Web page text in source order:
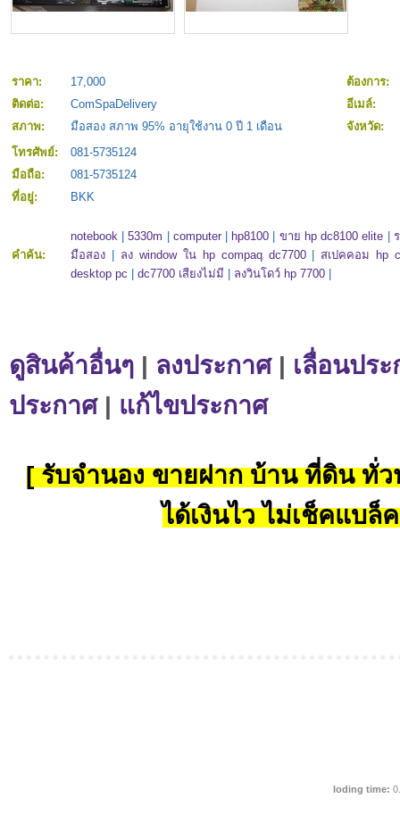
ราคา: 17,000
ต้องการ:
ติดต่อ:
ComSpaDelivery
อีเมล์:
สภาพ:
มือสอง สภาพ 95% อายุใช้งาน 0 ปี 1 เดือน
จังหวัด:
โทรศัพย์:
081-5735124
มือถือ:
081-5735124
ที่อยู่:
BKK
คำค้น:
notebook |5330m computer| hp8100 ขาย hp dc8100 elite
มือสอง
ลง window ใน hp compaq dc7700| สเปคคอม hp
desktop pc
dc7700 เสียงไม่มี ลงวินโดว์ hp 7700
ดูสินค้าอื่นๆ | ลงประกาศ| เลื่อนปร
ประกาศ| แก้ไขประกาศ
[ รับจำนอง ขายฝาก บ้าน ที่ดิน ทั่ว
ได้เงินไว ไม่เช็คแบล็
loding time: